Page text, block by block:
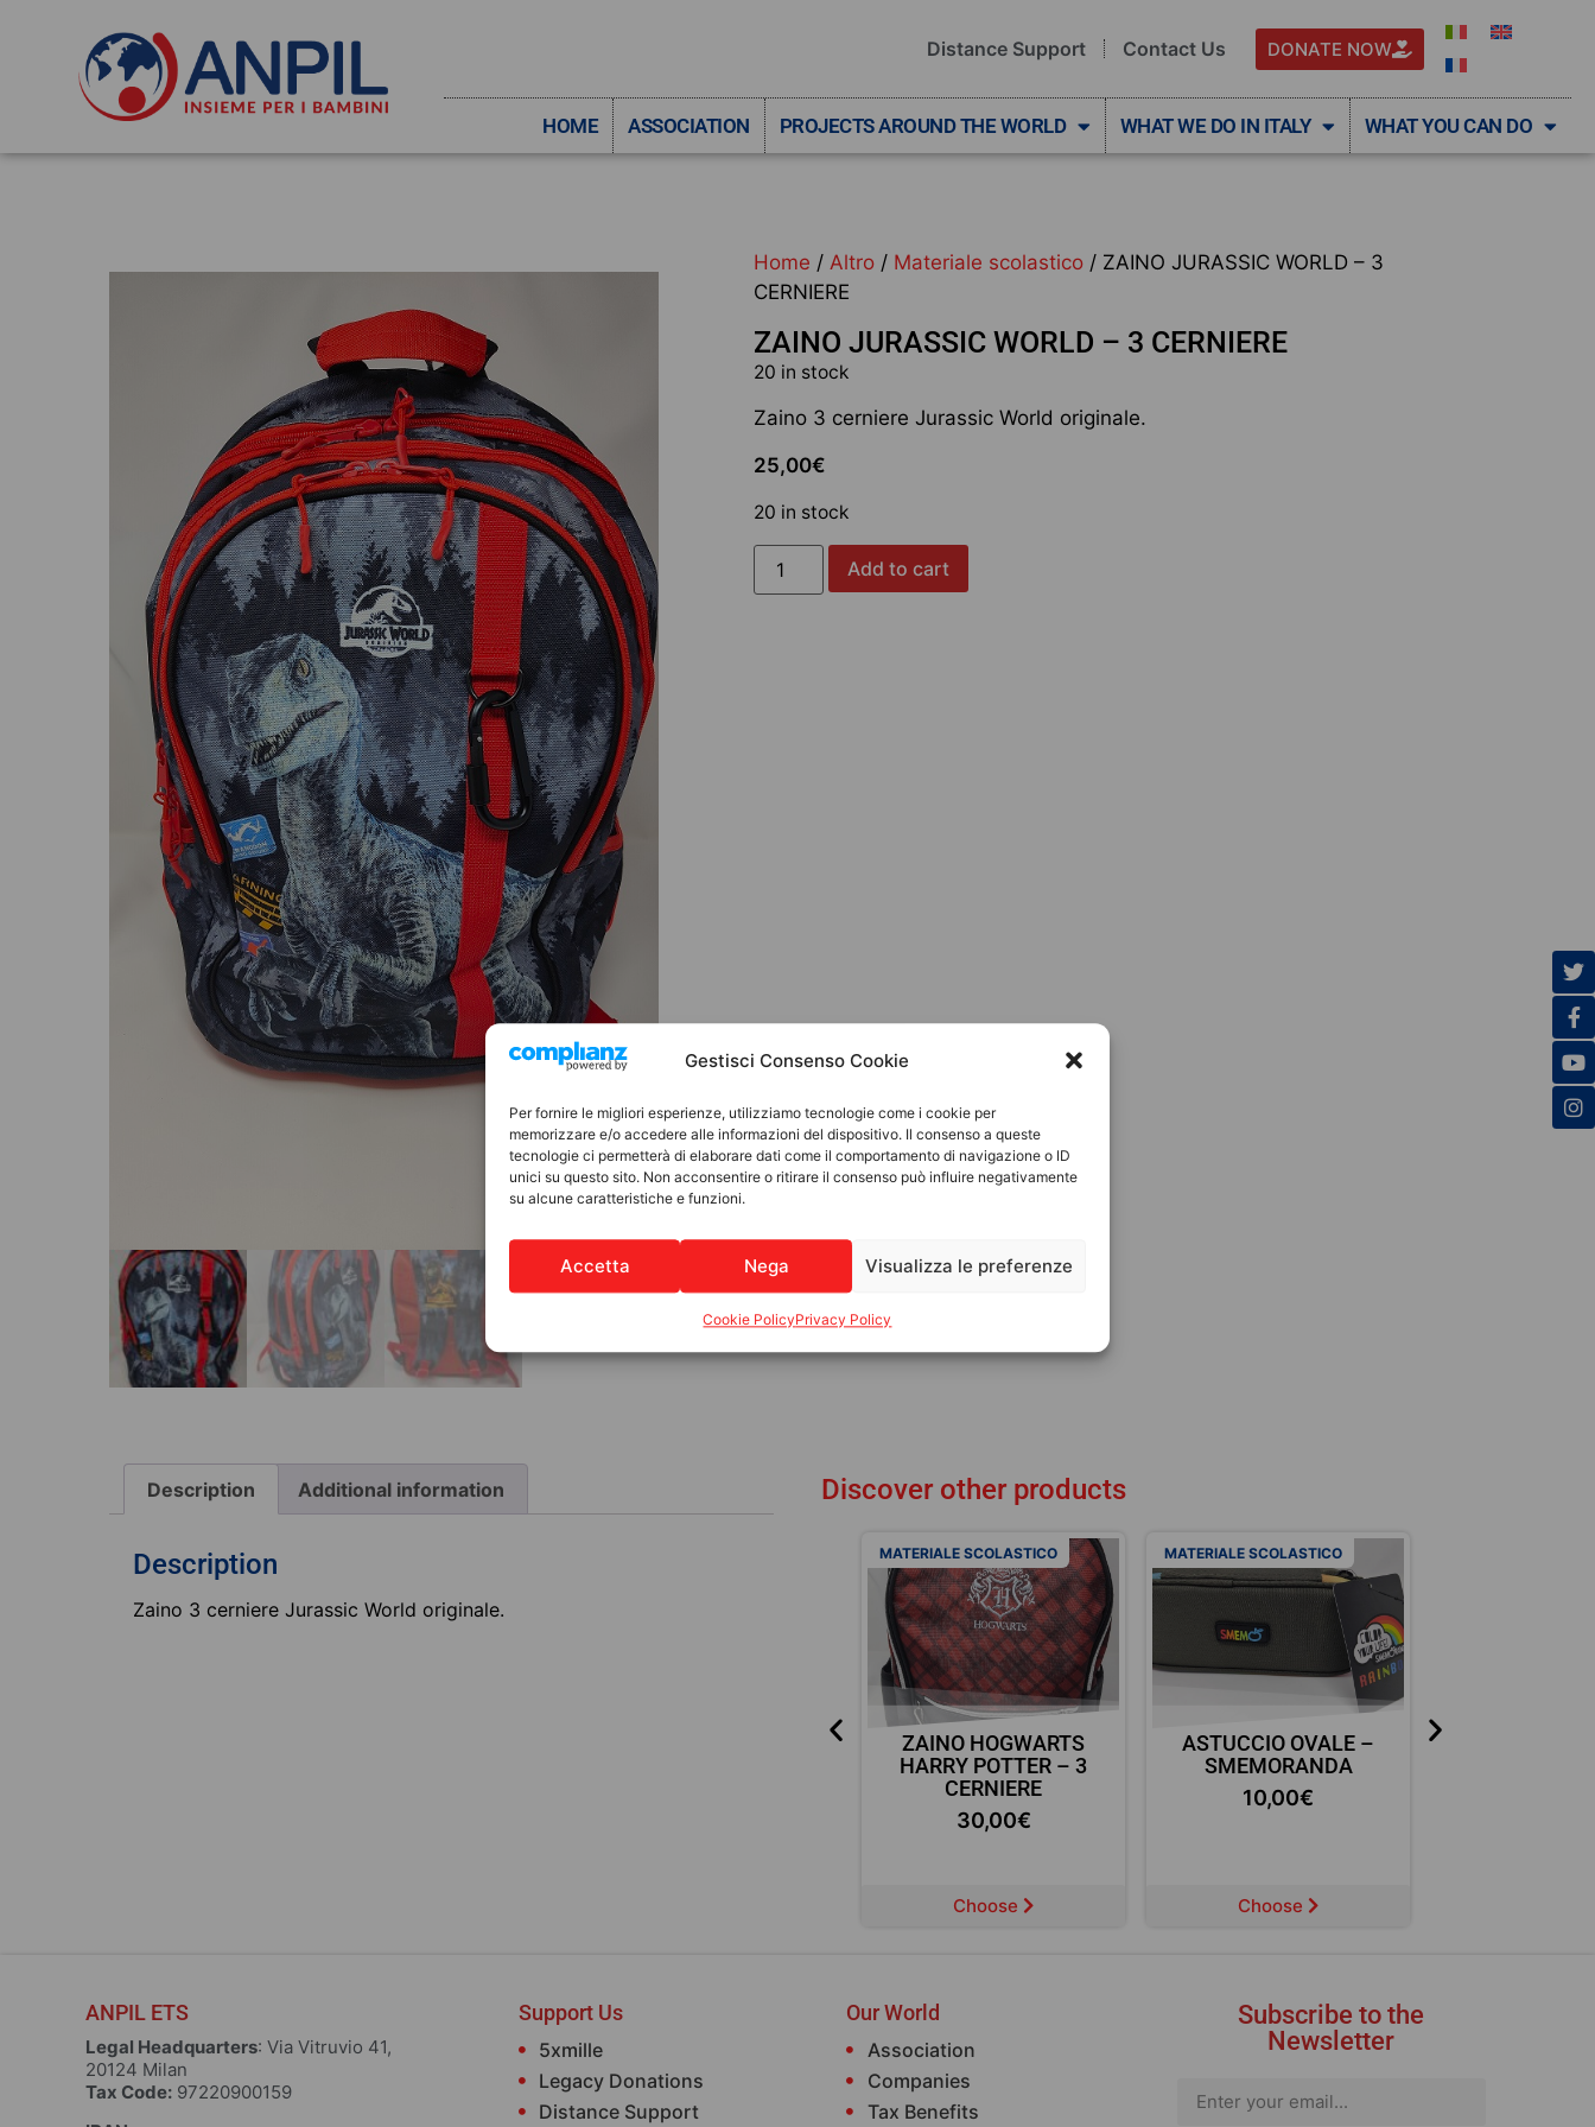
Gestisci Consenso Cookie
Per fornire le migliori esperienze, utilizziamo tecnologie come i cookie per
memorizzare e/o accedere alle informazioni del dispositivo. Il consenso a queste
tecnologie ci permetterà di elaborare dati come il comportamento di navigazione o ID
unici su questo sito. Non acconsentire o ritirare il consenso può influire negativamente
su alcune caratteristiche e funzioni.
Accetta Nega Visualizza le preferenze
Cookie PolicyPrivacy Policy
Distance Support Contact Us DONATE NOW
HOME ASSOCIATION PROJECTS AROUND THE WORLD WHAT WE DO IN ITALY WHAT YOU CAN DO
Home /Altro / Materiale scolastico / ZAINO JURASSIC WORLD – 3
CERNIERE
ZAINO JURASSIC WORLD – 3 CERNIERE
20 in stock
Zaino 3 cerniere Jurassic World originale.
25,00€
20 in stock
Add to cart
Description Additional information
Description
Zaino 3 cerniere Jurassic World originale.
Discover other products
MATERIALE SCOLASTICO
ZAINO HOGWARTS
HARRY POTTER – 3
CERNIERE
30,00€
Choose
MATERIALE SCOLASTICO
ASTUCCIO OVALE –
SMEMORANDA
10,00€
Choose
ANPIL ETS
Legal Headquarters: Via Vitruvio 41,
20124 Milan
Tax Code: 97220900159
Support Us
5xmille
Legacy Donations
Distance Support
Our World
Association
Companies
Tax Benefits
Subscribe to the
Newsletter